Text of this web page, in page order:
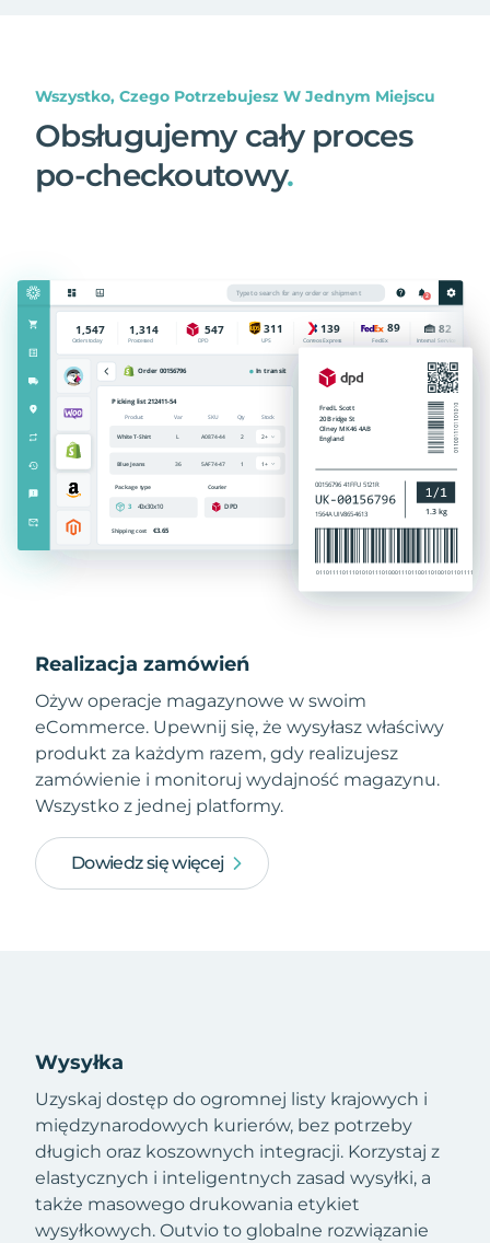
Wszystko, Czego Potrzebujesz W Jednym Miejscu
Obsługujemy cały proces
po-checkoutowy.
Realizacja zamówień
Ożyw operacje magazynowe w swoim
eCommerce. Upewnij się, że wysyłasz właściwy
produkt za każdym razem, gdy realizujesz
zamówienie i monitoruj wydajność magazynu.
Wszystko z jednej platformy.
Dowiedz się więcej
Wysyłka
Uzyskaj dostęp do ogromnej listy krajowych i
międzynarodowych kurierów, bez potrzeby
długich oraz koszownych integracji. Korzystaj z
elastycznych i inteligentnych zasad wysyłki, a
także masowego drukowania etykiet
wysyłkowych. Outvio to globalne rozwiązanie